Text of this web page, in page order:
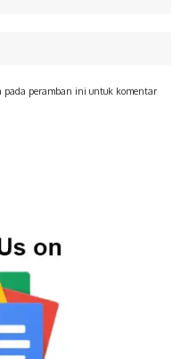
pada peramban ini untuk komentar